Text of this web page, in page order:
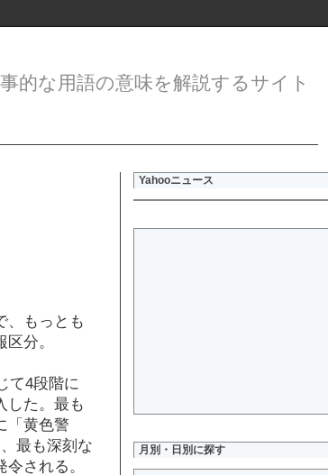
的な用語の意味を解説するサイト
、もっとも
分。
て4段階に
した。最も
「黄色警
最も深刻な
される。
Yahooニュース
月別・日別に探す